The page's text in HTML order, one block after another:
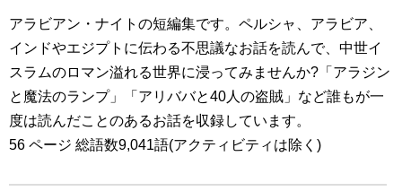
アラビアン・ナイトの短編集です。ペルシャ、アラビア、
インドやエジプトに伝わる不思議なお話を読んで、中世イ
スラムのロマン溢れる世界に浸ってみませんか?「アラジン
と魔法のランプ」「アリババと40人の盗賊」など誰もが一
度は読んだことのあるお話を収録しています。
56 ページ 総語数9,041語(アクティビティは除く)